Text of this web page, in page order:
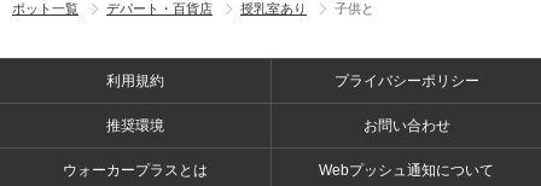
ポット一覧
デパート・百貨店 授乳室あり 子供と
利用規約 プライバシーポリシー
推奨環境 お問い合わせ
ウォーカープラスとは Webプッシュ通知について